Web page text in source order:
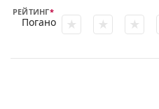
РЕЙТИНГ
Погано